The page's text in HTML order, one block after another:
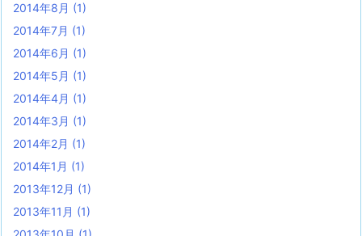
2014年8月 (1)
2014年7月 (1)
2014年6月 (1)
2014年5月 (1)
2014年4月 (1)
2014年3月 (1)
2014年2月 (1)
2014年1月 (1)
2013年12月 (1)
2013年11月 (1)